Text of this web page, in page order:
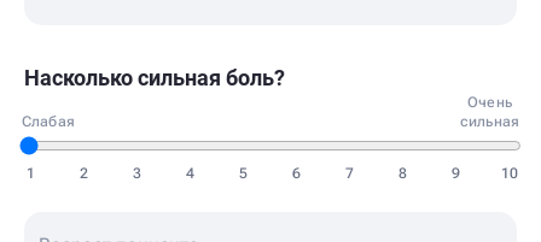
Насколько сильная боль?
Слабая
Очень
сильная
1 2 3 4 5 6 7 8 9 10